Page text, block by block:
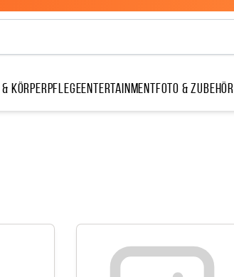
& KörperpflegeEntertainmentFoto & Zubehör